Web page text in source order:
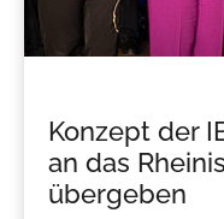
Konzept der
an das
übergeben